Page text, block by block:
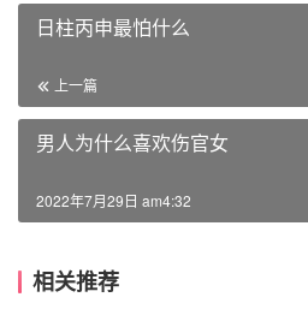
日柱丙申最怕什么
上一篇
男人为什么喜欢伤官女
2022年7月29日 am4:32
相关推荐